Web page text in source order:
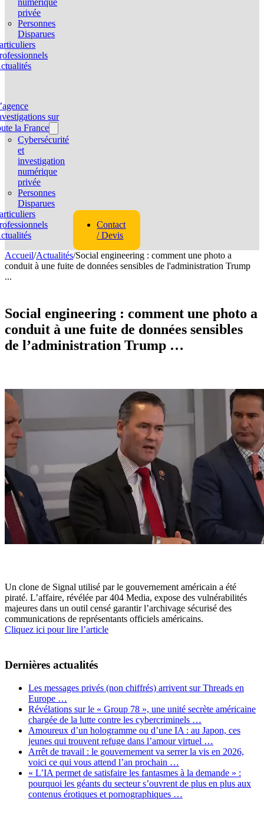
numérique
privée
Personnes
Disparues
sur
la France
Cybersécurité
et
investigation
numérique
privée
Personnes
Disparues
Contact
/ Devis
Accueil/Actualités/Social engineering : comment une photo a
conduit à une fuite de données sensibles de l'administration Trump
...
Social engineering : comment une photo a
conduit à une fuite de données sensibles
de l’administration Trump …
Un clone de Signal utilisé par le gouvernement américain a été
piraté. L’affaire, révélée par 404 Media, expose des vulnérabilités
majeures dans un outil censé garantir l’archivage sécurisé des
communications de représentants officiels américains.
Cliquez ici pour lire l’article
Dernières actualités
Les messages privés (non chiffrés) arrivent sur Threads en
Europe …
Révélations sur le « Group 78 », une unité secrète américaine
chargée de la lutte contre les cybercriminels …
Amoureux d’un hologramme ou d’une IA : au Japon, ces
jeunes qui trouvent refuge dans l’amour virtuel …
Arrêt de travail : le gouvernement va serrer la vis en 2026,
voici ce qui vous attend l’an prochain …
« L’IA permet de satisfaire les fantasmes à la demande » :
pourquoi les géants du secteur s’ouvrent de plus en plus aux
contenus érotiques et pornographiques …